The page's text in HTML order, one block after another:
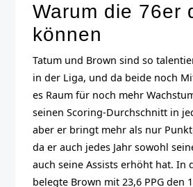
Warum die 76er
können
Tatum und Brown sind so
in der Liga, und da beide noch
es Raum für noch mehr
seinen Scoring-Durchschnitt in
aber er bringt mehr als nur
da er auch jedes Jahr sowohl
auch seine Assists erhöht hat. In
belegte Brown mit 23,6 PPG den